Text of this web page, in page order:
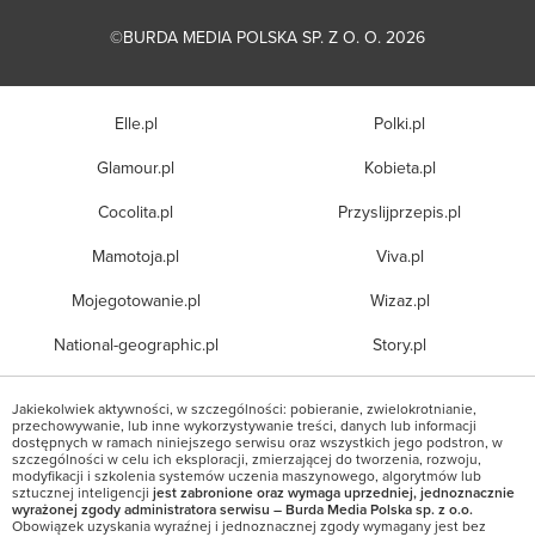
©BURDA MEDIA POLSKA SP. Z O. O. 2026
Elle.pl
Glamour.pl
Cocolita.pl
Mamotoja.pl
Mojegotowanie.pl
National-geographic.pl
Polki.pl
Kobieta.pl
Przyslijprzepis.pl
Viva.pl
Wizaz.pl
Story.pl
Jakiekolwiek aktywności, w szczególności: pobieranie, zwielokrotnianie,
przechowywanie, lub inne wykorzystywanie treści, danych lub informacji
dostępnych w ramach niniejszego serwisu oraz wszystkich jego podstron, w
szczególności w celu ich eksploracji, zmierzającej do tworzenia, rozwoju,
modyfikacji i szkolenia systemów uczenia maszynowego, algorytmów lub
sztucznej inteligencji jest zabronione oraz wymaga uprzedniej, jednoznacznie
wyrażonej zgody administratora serwisu – Burda Media Polska sp. z o.o.
Obowiązek uzyskania wyraźnej i jednoznacznej zgody wymagany jest bez